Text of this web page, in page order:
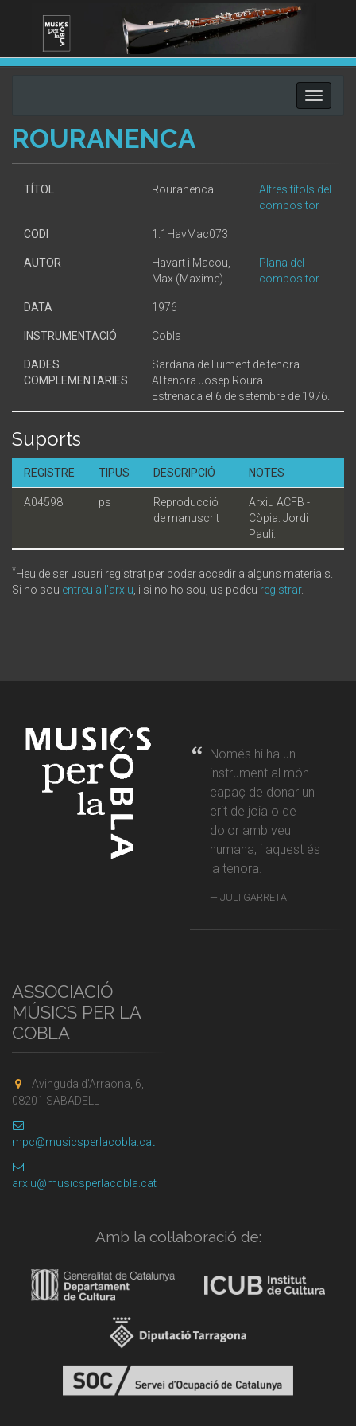
Toggle
ROURANENCA
TÍTOL Rouranenca
Altres títols del
compositor
CODI 1.1HavMac073
AUTOR
Havart i Macou,
Max (Maxime)
Plana del
compositor
DATA 1976
INSTRUMENTACIÓ Cobla
DADES
COMPLEMENTARIES
Sardana de lluïment de tenora.
Al tenora Josep Roura.
Estrenada el 6 de setembre de 1976.
Suports
REGISTRE TIPUS DESCRIPCIÓ NOTES
A04598 ps
Reproducció
de manuscrit
Arxiu ACFB -
Còpia: Jordi
Paulí.
*Heu de ser usuari registrat per poder accedir a alguns materials.
Si ho sou entreu a l'arxiu , i si no ho sou, us podeu registrar.
Només hi ha un
instrument al món
capaç de donar un
crit de joia o de
dolor amb veu
humana, i aquest és
la tenora.
JULI GARRETA
ASSOCIACIÓ
MÚSICS PER LA
COBLA
Avinguda d'Arraona, 6,
08201 SABADELL
mpc@musicsperlacobla.cat
arxiu@musicsperlacobla.cat
Amb la col·laboració de: